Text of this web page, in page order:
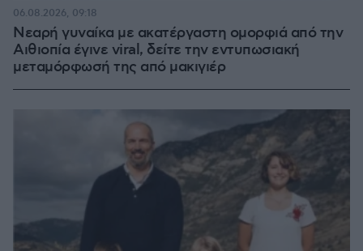
Νεαρή γυναίκα με ακατέργαστη ομορφιά από την
Αιθιοπία έγινε viral, δείτε την εντυπωσιακή
μεταμόρφωσή της από μακιγιέρ
06.08.2026, 09:18